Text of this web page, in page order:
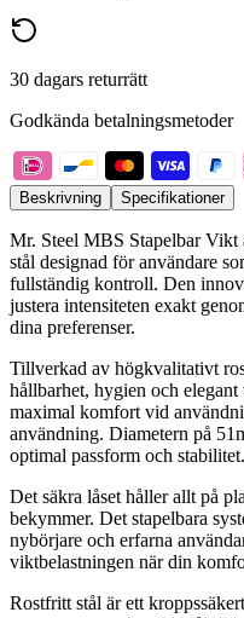
30 dagars returrätt
Godkända betalningsmetoder
Beskrivning Specifikationer
Mr. Steel MBS Stapelbar
stål designad för användare
fullständig kontroll. Den
justera intensiteten exakt
dina preferenser.
Tillverkad av högkvalitativt
hållbarhet, hygien och elegant
maximal komfort vid
användning. Diametern på
optimal passform och stabilitet.
Det säkra låset håller allt på
bekymmer. Det stapelbara
nybörjare och erfarna
viktbelastningen när din
Rostfritt stål är ett